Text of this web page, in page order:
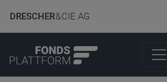
DRESCHER& CIE AG